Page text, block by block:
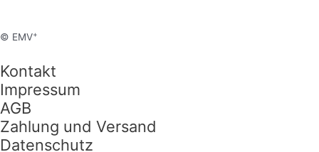
© EMV+
Kontakt
Impressum
AGB
Zahlung und Versand
Datenschutz